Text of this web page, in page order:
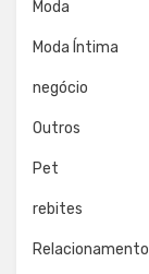
Moda
Moda Íntima
negócio
Outros
Pet
rebites